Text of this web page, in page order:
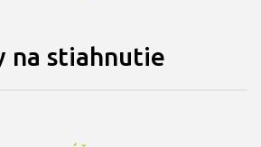
na stiahnutie